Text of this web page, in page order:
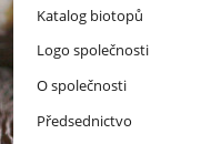
Katalog biotopů
Logo společnosti
O společnosti
Předsednictvo